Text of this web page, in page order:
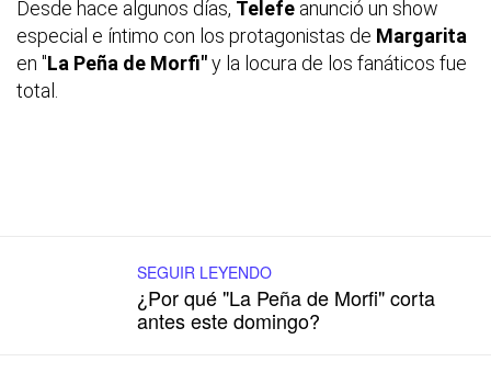
Desde hace algunos días, Telefe anunció un show
especial e íntimo con los protagonistas de Margarita
en "La Peña de Morfi"y la locura de los fanáticos fue
total.
SEGUIR LEYENDO
¿Por qué "La Peña de Morfi" corta
antes este domingo?